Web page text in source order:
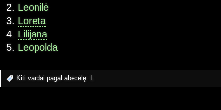
Leonilė
Loreta
Lilijana
Leopolda
Kiti vardai pagal abėcėlę: L